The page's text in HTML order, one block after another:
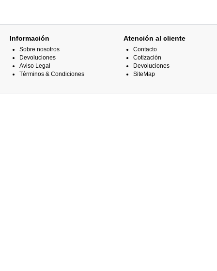
Información
Sobre nosotros
Devoluciones
Aviso Legal
Términos & Condiciones
Atención al cliente
Contacto
Cotización
Devoluciones
SiteMap